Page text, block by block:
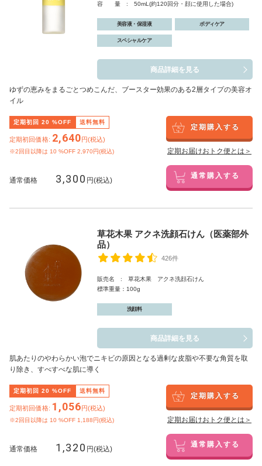
容 量 : 50mL(約120回分・顔に使用した場合)
美容液・保湿液 ボディケア
スペシャルケア
商品詳細を見る
ゆずの恵みをまるごとつめこんだ、ブースター効果のある2層タイプの美容オ
イル
定期初回 20 %OFF 送料無料
定期初回価格: 2,640円(税込)
※2回目以降は 10 %OFF 2,970円(税込)
定期購入する
定期お届けおトク便とは＞
通常価格 3,300 円(税込) 通常購入する
草花木果 アクネ洗顔石けん（医薬部外
品）
426件
販売名 : 草花木果 アクネ洗顔石けん
標準重量：100g
洗顔料
商品詳細を見る
肌あたりのやわらかい泡でニキビの原因となる過剰な皮脂や不要な角質を取
り除き、すべすべな肌に導く
定期初回 20 %OFF 送料無料
定期初回価格: 1,056円(税込)
※2回目以降は 10 %OFF 1,188円(税込)
定期購入する
定期お届けおトク便とは＞
通常価格 1,320 円(税込) 通常購入する